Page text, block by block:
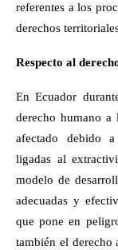
referentes a los
derechos
Respecto al
En Ecuador
derecho humano a
afectado debido
ligadas al
modelo de
adecuadas y
que pone en
también el derecho